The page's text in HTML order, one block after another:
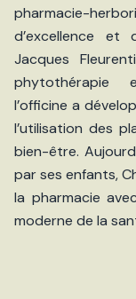
pharmacie-
d’excellence et
Jacques
phytothérapie
l’officine a
l’utilisation des
bien-être.
par ses enfants,
la pharmacie
moderne de la